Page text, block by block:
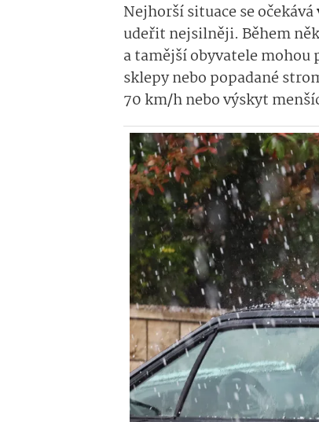
Nejhorší situace se očekává
udeřit nejsilněji. Během
a tamější obyvatele
sklepy nebo popadané
70 km/h nebo výskyt